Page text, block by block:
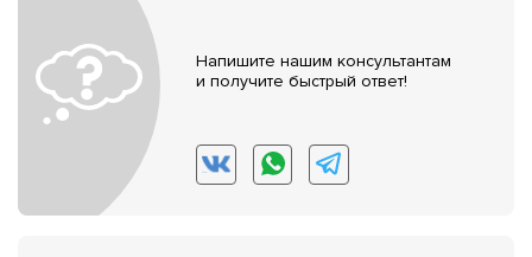
Напишите нашим консультантам
и получите быстрый ответ!